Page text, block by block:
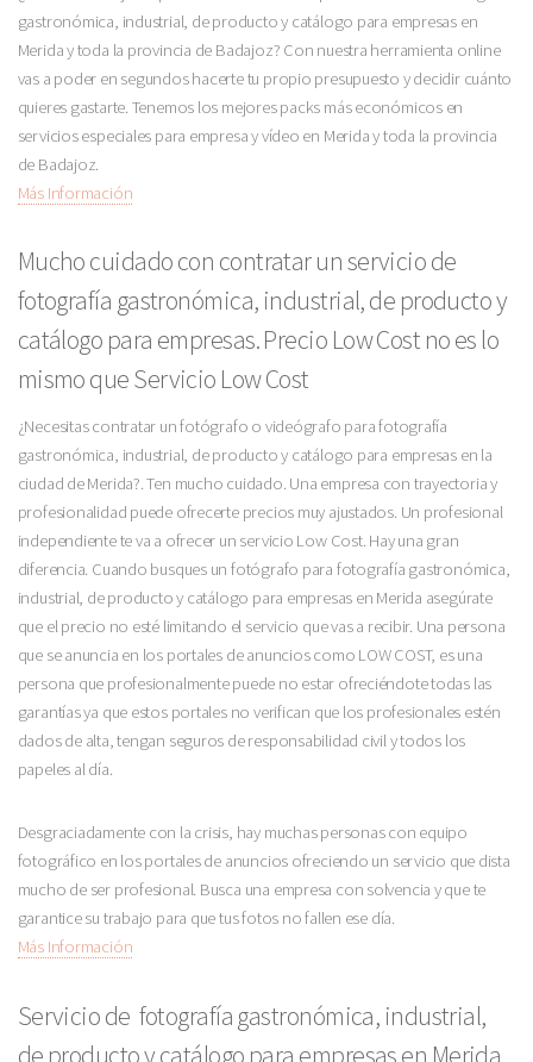
gastronómica, industrial, de producto y catálogo para empresas en
Merida y toda la provincia de Badajoz? Con nuestra herramienta online
vas a poder en segundos hacerte tu propio presupuesto y decidir cuánto
quieres gastarte. Tenemos los mejores packs más económicos en
servicios especiales para empresa y vídeo en Merida y toda la provincia
de Badajoz.
Más Información
Mucho cuidado con contratar un servicio de
fotografía gastronómica, industrial, de producto y
catálogo para empresas. Precio Low Cost no es lo
mismo que Servicio Low Cost
¿Necesitas contratar un fotógrafo o videógrafo para fotografía
gastronómica, industrial, de producto y catálogo para empresas en la
ciudad de Merida?. Ten mucho cuidado. Una empresa con trayectoria y
profesionalidad puede ofrecerte precios muy ajustados. Un profesional
independiente te va a ofrecer un servicio Low Cost. Hay una gran
diferencia. Cuando busques un fotógrafo para fotografía gastronómica,
industrial, de producto y catálogo para empresas en Merida asegúrate
que el precio no esté limitando el servicio que vas a recibir. Una persona
que se anuncia en los portales de anuncios como LOW COST, es una
persona que profesionalmente puede no estar ofreciéndote todas las
garantías ya que estos portales no verifican que los profesionales estén
dados de alta, tengan seguros de responsabilidad civil y todos los
papeles al día.
Desgraciadamente con la crisis, hay muchas personas con equipo
fotográfico en los portales de anuncios ofreciendo un servicio que dista
mucho de ser profesional. Busca una empresa con solvencia y que te
garantice su trabajo para que tus fotos no fallen ese día.
Más Información
Servicio de fotografía gastronómica, industrial,
de producto y catálogo para empresas en Merida